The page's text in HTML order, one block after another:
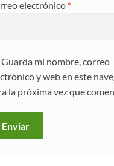
electrónico *
Guarda mi nombre, correo
y web en este
la próxima vez que